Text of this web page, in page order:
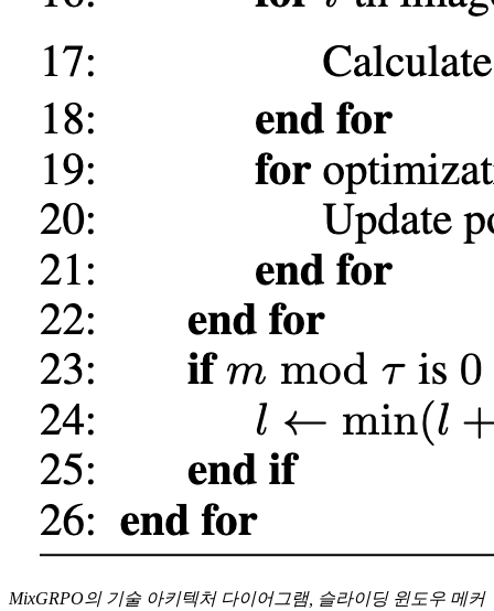
MixGRPO의 기술 아키텍처 다이어그램, 슬라이딩 윈도우 메커